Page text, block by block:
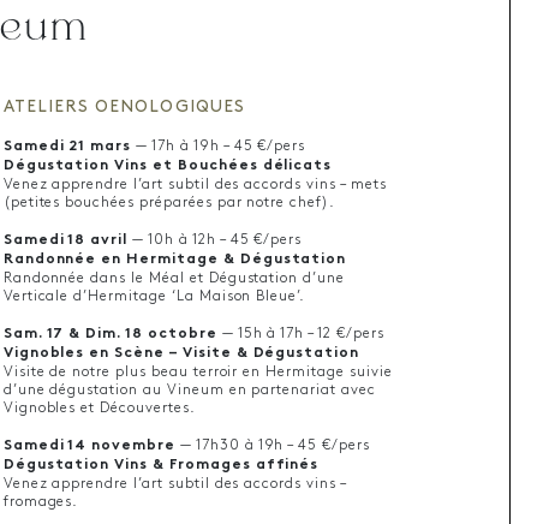
ATELIERS OENOLOGIQUES
Samedi 21 mars — 17h à 19h – 45 €/pers
Dégustation Vins et Bouchées délicats
Venez apprendre l’art subtil des accords vins – mets
(petites bouchées préparées par notre chef).
Samedi 18 avril — 10h à 12h – 45 €/pers
Randonnée en Hermitage & Dégustation
Randonnée dans le Méal et Dégustation d’une
Verticale d’Hermitage ‘La Maison Bleue’.
Sam. 17 & Dim. 18 octobre — 15h à 17h – 12 €/pers
Vignobles en Scène – Visite & Dégustation
Visite de notre plus beau terroir en Hermitage suivie
d’une dégustation au Vineum en partenariat avec
Vignobles et Découvertes.
Samedi 14 novembre — 17h30 à 19h – 45 €/pers
Dégustation Vins & Fromages affinés
Venez apprendre l’art subtil des accords vins –
fromages.